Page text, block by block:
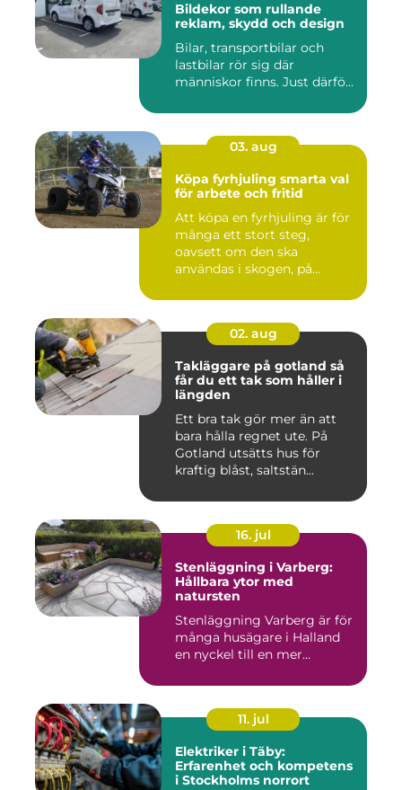
Bildekor som rullande
reklam, skydd och design
Bilar, transportbilar och
lastbilar rör sig där
människor finns. Just därfö...
03. aug
Köpa fyrhjuling smarta val
för arbete och fritid
Att köpa en fyrhjuling är för
många ett stort steg,
oavsett om den ska
användas i skogen, på
02. aug
Takläggare på gotland så
får du ett tak som håller i
längden
Ett bra tak gör mer än att
bara hålla regnet ute. På
Gotland utsätts hus för
kraftig blåst, saltstän...
16. jul
Stenläggning i Varberg:
Hållbara ytor med
natursten
Stenläggning Varberg är för
många husägare i Halland
en nyckel till en mer...
11. jul
Elektriker i Täby:
Erfarenhet och kompetens
i Stockholms norrort